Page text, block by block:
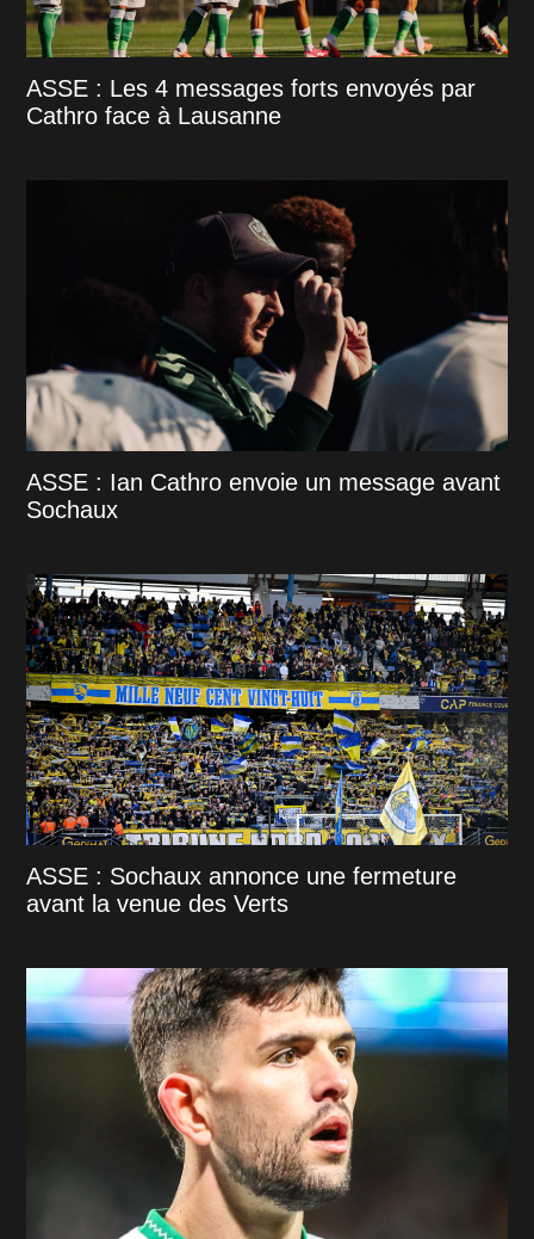
ASSE : Les 4 messages forts envoyés par
Cathro face à Lausanne
ASSE : Ian Cathro envoie un message avant
Sochaux
ASSE : Sochaux annonce une fermeture
avant la venue des Verts